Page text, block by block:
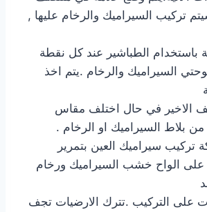
تركيب السيراميك والرخام عليها ,
الطباشير عند كل نقطة
السيراميك والرخام .يتم اخذ
الاخير في حال اختلف مقاس
من بلاط السيراميك او الرخام .
سيراميك العين بتمرير
على الواح خشب السيراميك ورخام
على التركيب .تترك الارضيات تجف